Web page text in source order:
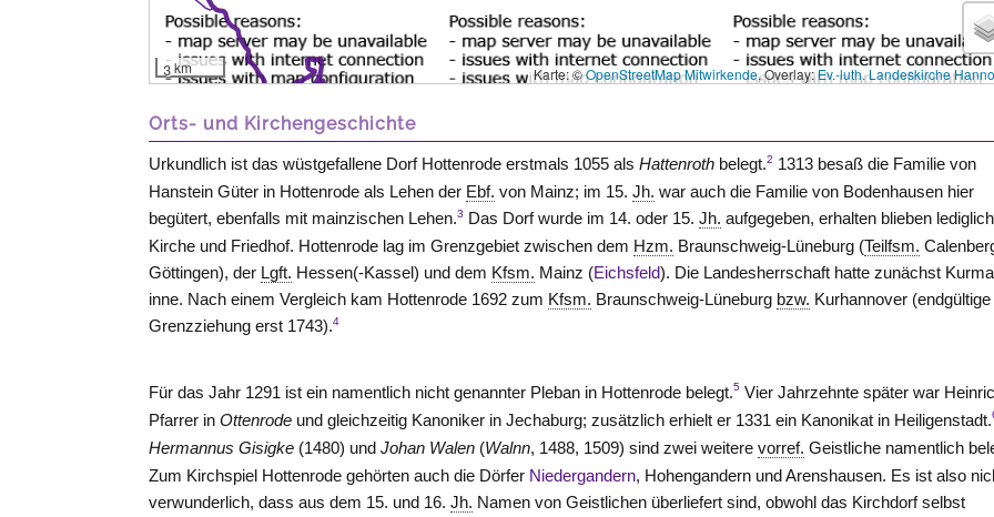
3 km Karte: ©OpenStreetMap Mitwirkende, Overlay:Ev.-luth. Landeskirche
Orts- und Kirchengeschichte
Urkundlich ist das wüstgefallene Dorf Hottenrode erstmals 1055 alsHattenroth belegt.2 1313 besaß die Familie von
Hanstein Güter in Hottenrode als Lehen der Ebf. von Mainz; im 15.Jh. war auch die Familie von Bodenhausen hier
begütert, ebenfalls mit mainzischen Lehen.3 Das Dorf wurde im 14. oder 15.Jh. aufgegeben, erhalten blieben lediglich
Kirche und Friedhof. Hottenrode lag im Grenzgebiet zwischen dem Hzm. Braunschweig-Lüneburg (Teilfsm.
Göttingen), der Lgft. Hessen(-Kassel) und dem Kfsm. Mainz (Eichsfeld). Die Landesherrschaft hatte zunächst
inne. Nach einem Vergleich kam Hottenrode 1692 zum Kfsm. Braunschweig-Lüneburg bzw. Kurhannover (endgültige
Grenzziehung erst 1743).4
Für das Jahr 1291 ist ein namentlich nicht genannter Pleban in Hottenrode belegt.5 Vier Jahrzehnte später war
Pfarrer inOttenrode und gleichzeitig Kanoniker in Jechaburg; zusätzlich erhielt er 1331 ein Kanonikat in Heiligenstadt.
Hermannus Gisigke (1480) undJohan Walen (Walnn, 1488, 1509) sind zwei weiterevorref. Geistliche namentlich
Zum Kirchspiel Hottenrode gehörten auch die Dörfer Niedergandern, Hohengandern und Arenshausen. Es ist also
verwunderlich, dass aus dem 15. und 16.Jh. Namen von Geistlichen überliefert sind, obwohl das Kirchdorfselbst